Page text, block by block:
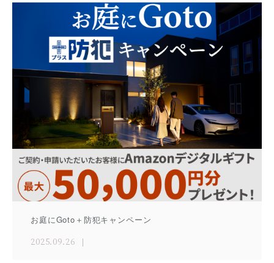
お庭にGoto＋防犯キャンペーン
2025.09.26